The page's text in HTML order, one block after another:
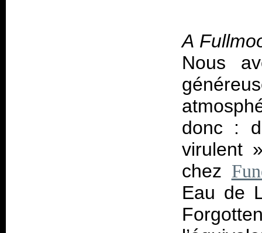
A
Nous
donc :
virulent
chez
Eau de